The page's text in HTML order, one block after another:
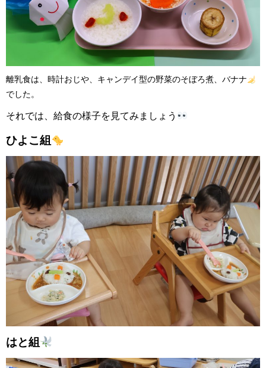
離乳食は、時計おじや、キャンデイ型の野菜のそぼろ煮、バナナ
でした。
それでは、給食の様子を見てみましょう
ひよこ組
はと組